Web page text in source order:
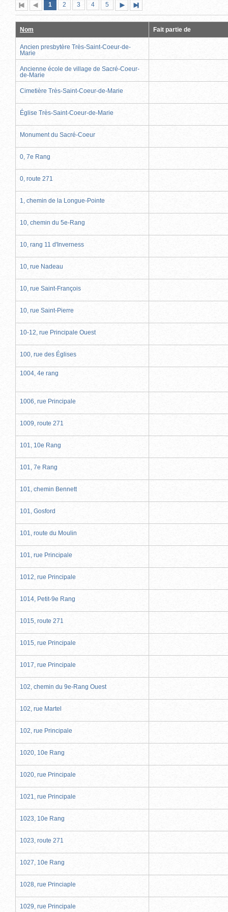
Première
page
Page
précédente
Page
1 (page
actuelle)
Page
2 Page
3 Page
4 Page
5
suivante
page
Nom Fait partie de
Ancien presbytère Très-Saint-Coeur-de-
Marie
Ancienne école de village de Sacré-Coeur-
de-Marie
Cimetière Très-Saint-Coeur-de-Marie
Église Très-Saint-Coeur-de-Marie
Monument du Sacré-Coeur
0, 7e Rang
0, route 271
1, chemin de la Longue-Pointe
10, chemin du 5e-Rang
10, rang 11 d'Inverness
10, rue Nadeau
10, rue Saint-François
10, rue Saint-Pierre
10-12, rue Principale Ouest
100, rue des Églises
1004, 4e rang
1006, rue Principale
1009, route 271
101, 10e Rang
101, 7e Rang
101, chemin Bennett
101, Gosford
101, route du Moulin
101, rue Principale
1012, rue Principale
1014, Petit-9e Rang
1015, route 271
1015, rue Principale
1017, rue Principale
102, chemin du 9e-Rang Ouest
102, rue Martel
102, rue Principale
1020, 10e Rang
1020, rue Principale
1021, rue Principale
1023, 10e Rang
1023, route 271
1027, 10e Rang
1028, rue Princiaple
1029, rue Principale